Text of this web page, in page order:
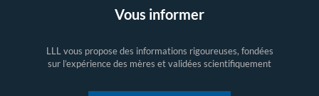
Vous informer
LLL vous propose des informations rigoureuses, fondées
sur l’expérience des mères et validées scientifiquement